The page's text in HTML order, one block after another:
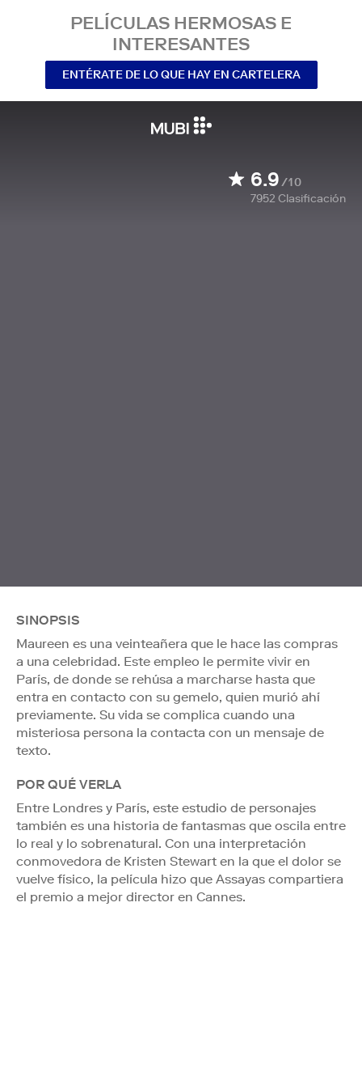
PELÍCULAS HERMOSAS E
INTERESANTES
ENTÉRATE DE LO QUE HAY EN CARTELERA
6.9/10
7952 Clasificación
SINOPSIS
Maureen es una veinteañera que le hace las compras
a una celebridad. Este empleo le permite vivir en
París, de donde se rehúsa a marcharse hasta que
entra en contacto con su gemelo, quien murió ahí
previamente. Su vida se complica cuando una
misteriosa persona la contacta con un mensaje de
texto.
POR QUÉ VERLA
Entre Londres y París, este estudio de personajes
también es una historia de fantasmas que oscila entre
lo real y lo sobrenatural. Con una interpretación
conmovedora de Kristen Stewart en la que el dolor se
vuelve físico, la película hizo que Assayas compartiera
el premio a mejor director en Cannes.